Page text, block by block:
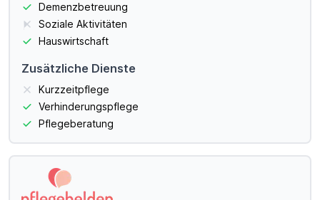
Demenzbetreuung
Soziale Aktivitäten
Hauswirtschaft
Zusätzliche Dienste
Kurzzeitpflege
Verhinderungspflege
Pflegeberatung